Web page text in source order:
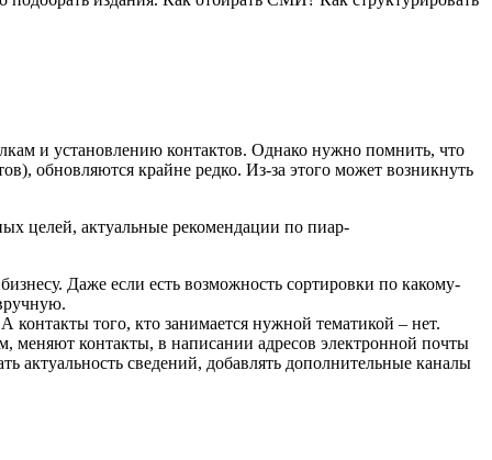
и установлению контактов. Однако нужно помнить, что
обновляются крайне редко. Из-за этого может возникнуть
целей, актуальные рекомендации по пиар-
Даже если есть возможность сортировки по какому-
контакты того, кто занимается нужной тематикой – нет.
меняют контакты, в написании адресов электронной почты
сведений, добавлять дополнительные каналы